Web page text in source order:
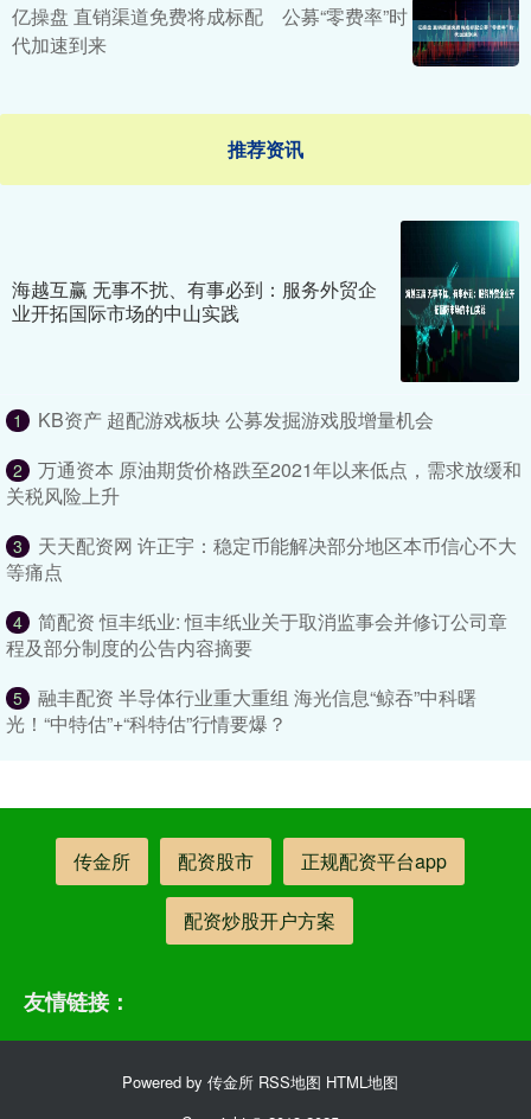
亿操盘 直销渠道免费将成标配 公募“零费率”时
代加速到来
推荐资讯
海越互赢 无事不扰、有事必到：服务外贸企
业开拓国际市场的中山实践
1 KB资产 超配游戏板块 公募发掘游戏股增量机会
2
万通资本 原油期货价格跌至2021年以来低点，需求放缓和
关税风险上升
3
天天配资网 许正宇：稳定币能解决部分地区本币信心不大
等痛点
4
简配资 恒丰纸业: 恒丰纸业关于取消监事会并修订公司章
程及部分制度的公告内容摘要
5
融丰配资 半导体行业重大重组 海光信息“鲸吞”中科曙
光！“中特估”+“科特估”行情要爆？
传金所 配资股市 正规配资平台app
配资炒股开户方案
友情链接：
Powered by 传金所 RSS地图 HTML地图